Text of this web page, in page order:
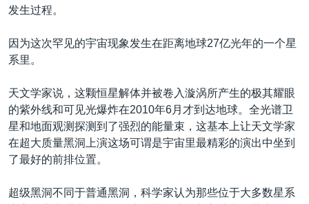
航
跳
到
索
印太
中东
欧洲
非洲
美洲
全球议题
经济·金融·贸易
人权·法律·宗教
科教·文娱·体健
军事
劳工
环境
美中关系
热点专题
白宫要闻
国会报道
美中关系
美国建国250周年
埃博拉疫情
美国之音专访
VOA视频
VOA今日焦点
中文广播
关注我们
发生过程。
因为这次罕见的宇宙现象发生在距离地球27亿光年的一个星
系里。
天文学家说，这颗恒星解体并被卷入漩涡所产生的极其耀眼
的紫外线和可见光爆炸在2010年6月才到达地球。全光谱卫
星和地面观测探测到了强烈的能量束，这基本上让天文学家
在超大质量黑洞上演这场可谓是宇宙里最精彩的演出中坐到
了最好的前排位置。
超级黑洞不同于普通黑洞，科学家认为那些位于大多数星系